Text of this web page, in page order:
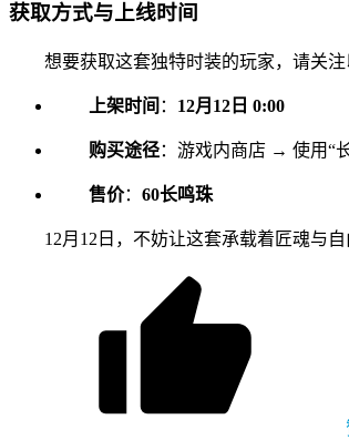
获取方式与上线时间
想要获取这套独特时装的玩家，请关注
上架时间 ： 12月12日 0:00
购买途径：游戏内商店 → 使用“
售价： 60长鸣珠
12月12日，不妨让这套承载着匠魂与